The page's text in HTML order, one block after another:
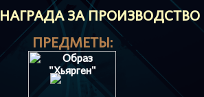
HАГРАДА ЗА ПРОИЗВОДСТВО
ПРЕДМЕТЫ: